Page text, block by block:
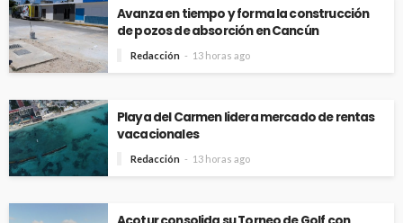
Avanza en tiempo y forma la construcción
de pozos de absorción en Cancún
Redacción 13 horas ago
Playa del Carmen lidera mercado de rentas
vacacionales
Redacción 13 horas ago